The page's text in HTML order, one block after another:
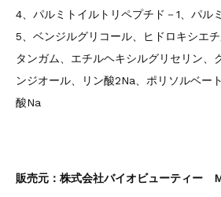
4、パルミトイルトリペプチド－1、パル
5、ベンジルグリコール、ヒドロキシエ
タンガム、エチルヘキシルグリセリン、
ンジオール、リン酸2Na、ポリソルベー
酸Na
販売元：株式会社バイオビューティー